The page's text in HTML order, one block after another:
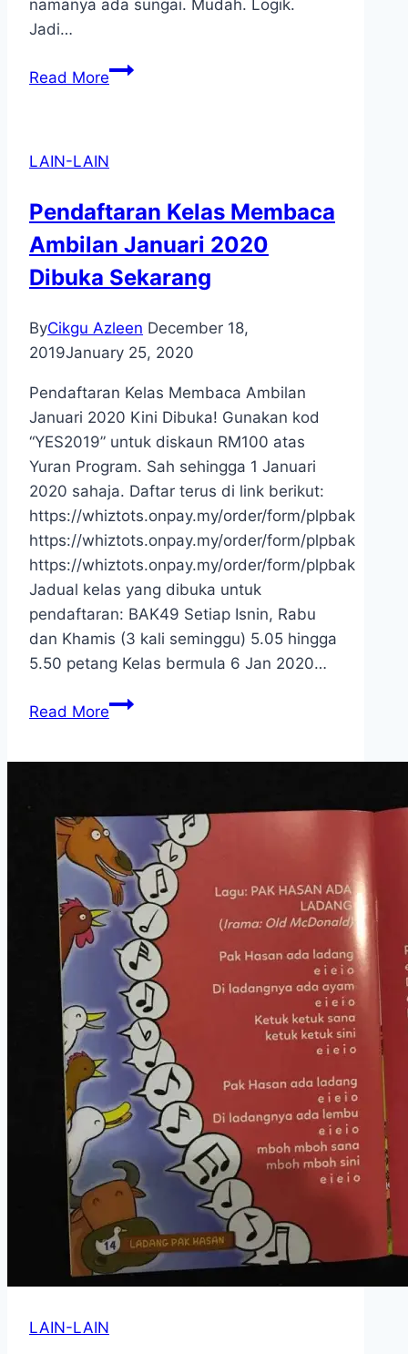
namanya ada sungai. Mudah. Logik.
Jadi…
Read MoreMana
LAIN-LAIN
Pendaftaran Kelas Membaca
Ambilan Januari 2020
Dibuka Sekarang
ByCikgu Azleen December 18,
2019January 25, 2020
Pendaftaran Kelas Membaca Ambilan
Januari 2020 Kini Dibuka! Gunakan kod
“YES2019” untuk diskaun RM100 atas
Yuran Program. Sah sehingga 1 Januari
2020 sahaja. Daftar terus di link berikut:
https://whiztots.onpay.my/order/form/plpbak
https://whiztots.onpay.my/order/form/plpbak
https://whiztots.onpay.my/order/form/plpbak
Jadual kelas yang dibuka untuk
pendaftaran: BAK49 Setiap Isnin, Rabu
dan Khamis (3 kali seminggu) 5.05 hingga
5.50 petang Kelas bermula 6 Jan 2020…
Read MorePendaftaran
2020
Dibuka
Sekarang
LAIN-LAIN